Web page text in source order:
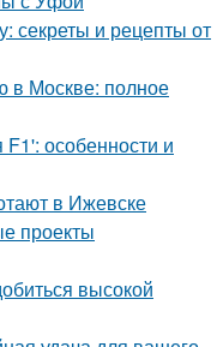
секреты и рецепты от
в Москве: полное
особенности и
в Ижевске
проекты
высокой